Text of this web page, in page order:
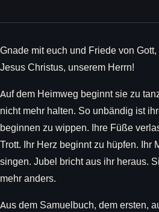
Gnade mit euch und Friede von
Jesus Christus, unserem Herrn!
Auf dem Heimweg beginnt sie zu
nicht mehr halten. So unbändig ist
beginnen zu wippen. Ihre Füße
Trott. Ihr Herz beginnt zu hüpfen. Ihr
singen. Jubel bricht aus ihr heraus.
mehr anders.
Aus dem Samuelbuch, dem ersten,